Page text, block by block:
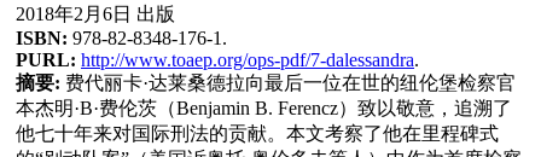
2018年2月6日 出版
ISBN: 978-82-8348-176-1.
PURL: http://www.toaep.org/ops-pdf/7-dalessandra.
摘要: 费代丽卡·达莱桑德拉向最后一位在世的纽伦堡检察官
本杰明·B·费伦茨（Benjamin B. Ferencz）致以敬意，追溯了
他七十年来对国际刑法的贡献。本文考察了他在里程碑式